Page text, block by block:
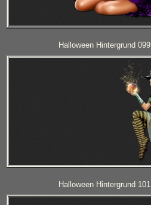
Halloween Hintergrund 099
Halloween Hintergrund 101